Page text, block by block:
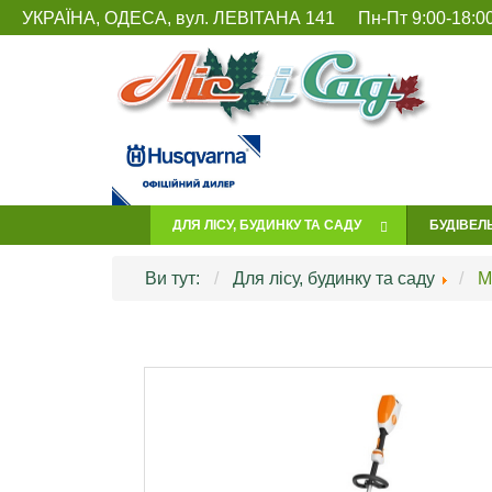
УКРАЇНА, ОДЕСА, вул. ЛЕВІТАНА 141 Пн-Пт 9:00-
ДЛЯ ЛІСУ, БУДИНКУ ТА САДУ
Ви тут: Для лісу, будинку та саду